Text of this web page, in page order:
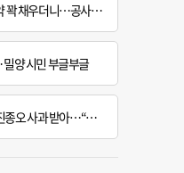
니…공사 지연에 ‘대혼란’
양 시민 부글부글
아…“피해자들 지켜주세요”